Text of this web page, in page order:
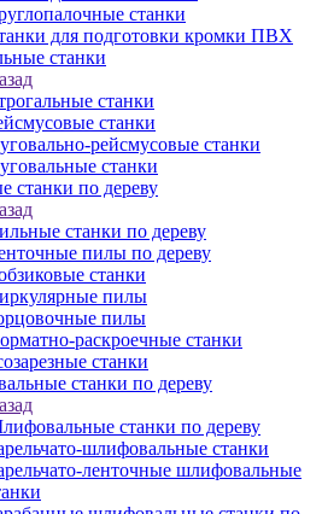
станки
для подготовки кромки ПВХ
станки
станки
станки
рейсмусовые станки
станки
станки по дереву
станки по дереву
пилы по дереву
станки
пилы
пилы
раскроечные станки
станки
станки по дереву
станки по дереву
шлифовальные станки
ленточные шлифовальные